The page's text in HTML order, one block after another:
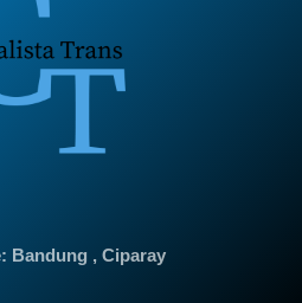
: Bandung , Ciparay